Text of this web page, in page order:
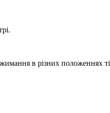
в різних положеннях